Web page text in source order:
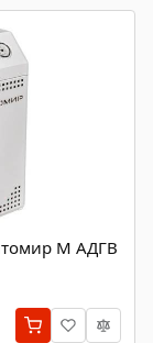
М АДГВ